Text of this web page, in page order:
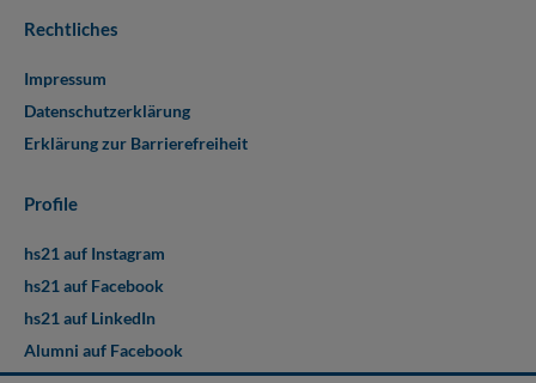
Rechtliches
Impressum
Datenschutzerklärung
Erklärung zur Barrierefreiheit
Profile
hs21 auf Instagram
hs21 auf Facebook
hs21 auf LinkedIn
Alumni auf Facebook